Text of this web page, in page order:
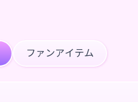
ファンアイテム